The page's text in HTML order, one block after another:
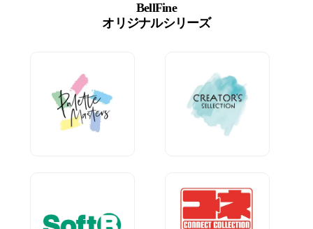
BellFine
オリジナルシリーズ